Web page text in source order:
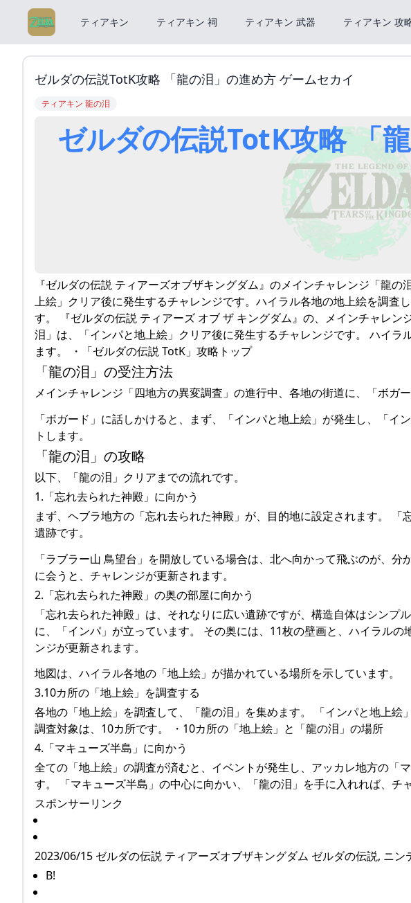
ティアキン ティアキン 祠 ティアキン 武器 ティアキン 攻
ゼルダの伝説TotK攻略 「龍の泪」の進め方 ゲームセカイ
ティアキン 龍の泪
『ゼルダの伝説 ティアーズオブザキングダム』のメインチャレンジ「龍
上絵」クリア後に発生するチャレンジです。ハイラル各地の地上絵を調査
す。 『ゼルダの伝説 ティアーズ オブ ザ キングダム』の、メインチャレ
泪」は、「インパと地上絵」クリア後に発生するチャレンジです。 ハイ
ます。 ・「ゼルダの伝説 TotK」攻略トップ
「龍の泪」の受注方法
メインチャレンジ「四地方の異変調査」の進行中、各地の街道に、「ボガ
「ボガード」に話しかけると、まず、「インパと地上絵」が発生し、「
トします。
「龍の泪」の攻略
以下、「龍の泪」クリアまでの流れです。
1.「忘れ去られた神殿」に向かう
まず、ヘブラ地方の「忘れ去られた神殿」が、目的地に設定されます。
遺跡です。
「ラブラー山 鳥望台」を開放している場合は、北へ向かって飛ぶのが、
に会うと、チャレンジが更新されます。
2.「忘れ去られた神殿」の奥の部屋に向かう
「忘れ去られた神殿」は、それなりに広い遺跡ですが、構造自体はシン
に、「インパ」が立っています。 その奥には、11枚の壁画と、ハイラル
ンジが更新されます。
地図は、ハイラル各地の「地上絵」が描かれている場所を示しています。
3.10カ所の「地上絵」を調査する
各地の「地上絵」を調査して、「龍の泪」を集めます。 「インパと地上
調査対象は、10カ所です。 ・10カ所の「地上絵」と「龍の泪」の場所
4.「マキューズ半島」に向かう
全ての「地上絵」の調査が済むと、イベントが発生し、アッカレ地方の「
す。 「マキューズ半島」の中心に向かい、「龍の泪」を手に入れれば、チ
スポンサーリンク
2023/06/15 ゼルダの伝説 ティアーズオブザキングダム ゼルダの伝説, ニン
B!